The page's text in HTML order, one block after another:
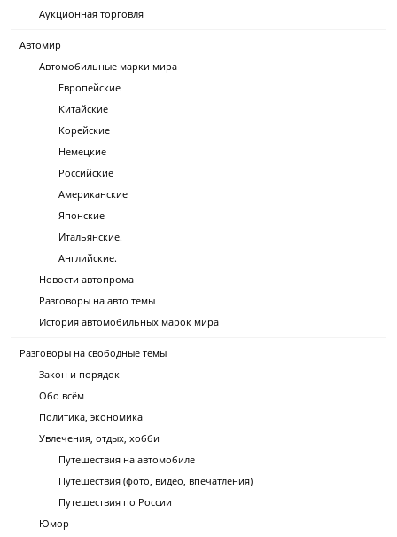
Аукционная торговля
Автомир
Автомобильные марки мира
Европейские
Китайские
Корейские
Немецкие
Российские
Американские
Японские
Итальянские.
Английские.
Новости автопрома
Разговоры на авто темы
История автомобильных марок мира
Разговоры на свободные темы
Закон и порядок
Обо всём
Политика, экономика
Увлечения, отдых, хобби
Путешествия на автомобиле
Путешествия (фото, видео, впечатления)
Путешествия по России
Юмор